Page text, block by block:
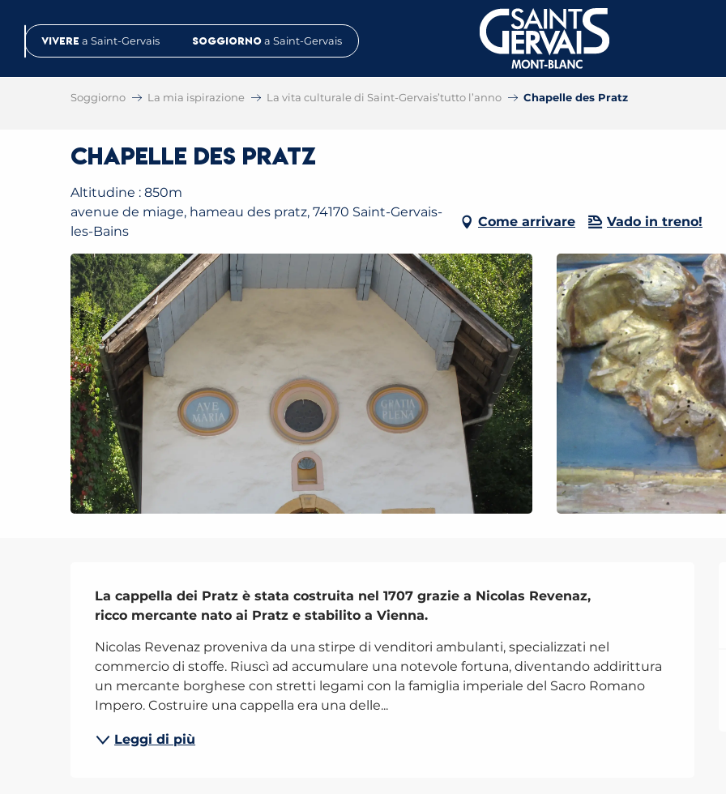
contenuVivere a Saint-Gervais Soggiorno a Saint-Gervais
Soggiorno La mia ispirazione La vita culturale di Saint-Gervais’tutto l’anno Chapelle des Pratz
Chapelle des Pratz
Altitudine : 850m
avenue de miage, hameau des pratz, 74170 Saint-Gervais-
les-Bains
Come arrivare Vado in treno!
Descrizione
La cappella dei Pratz è stata costruita nel 1707 grazie a Nicolas Revenaz,
ricco mercante nato ai Pratz e stabilito a Vienna.
Nicolas Revenaz proveniva da una stirpe di venditori ambulanti, specializzati nel
commercio di stoffe. Riuscì ad accumulare una notevole fortuna, diventando addirittura
un mercante borghese con stretti legami con la famiglia imperiale del Sacro Romano
Impero. Costruire una cappella era una delle...
Leggi di più